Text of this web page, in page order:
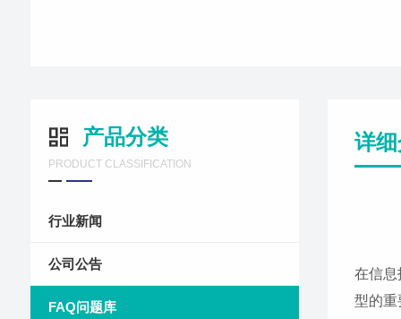
产品分类
PRODUCT CLASSIFICATION
行业新闻
公司公告
FAQ问题库
详
在信
型的重